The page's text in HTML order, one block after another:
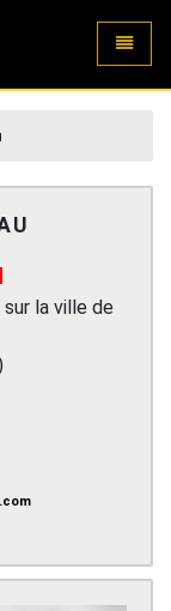
la ville de